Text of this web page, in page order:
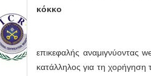
κόκκο
επικεφαλής αναμιγνύοντας
κατάλληλος για τη